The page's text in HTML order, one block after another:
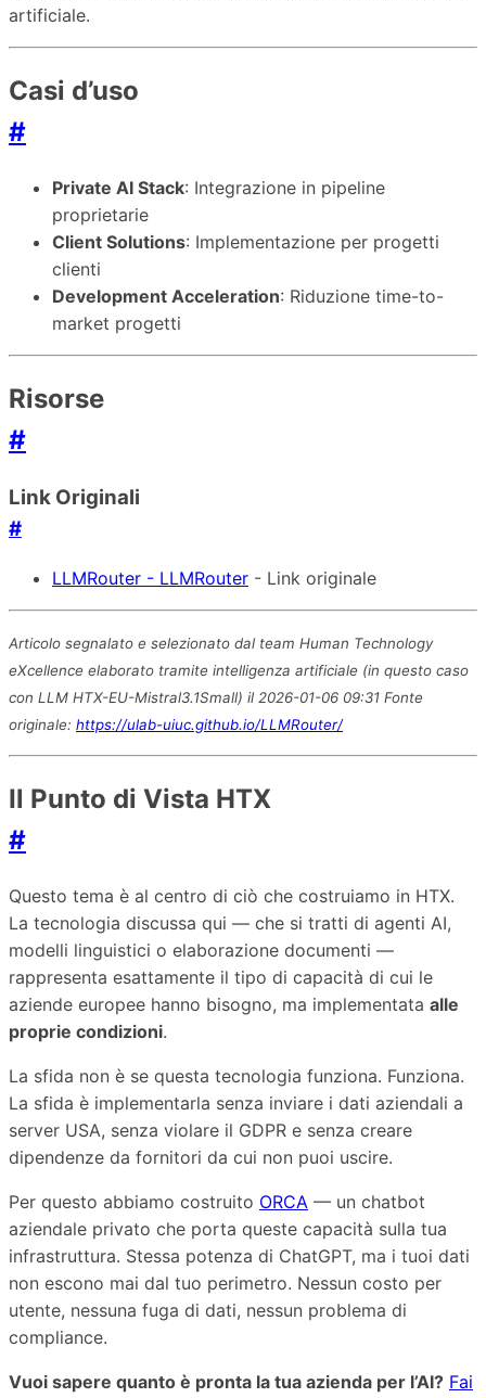
artificiale.
Casi d’uso
#
Private AI Stack: Integrazione in pipeline
proprietarie
Client Solutions: Implementazione per progetti
clienti
Development Acceleration: Riduzione time-to-
market progetti
Risorse
#
Link Originali
#
LLMRouter - LLMRouter - Link originale
Articolo segnalato e selezionato dal team Human Technology
eXcellence elaborato tramite intelligenza artificiale (in questo caso
con LLM HTX-EU-Mistral3.1Small) il 2026-01-06 09:31 Fonte
originale: https://ulab-uiuc.github.io/LLMRouter/
Il Punto di Vista HTX
#
Questo tema è al centro di ciò che costruiamo in HTX.
La tecnologia discussa qui — che si tratti di agenti AI,
modelli linguistici o elaborazione documenti —
rappresenta esattamente il tipo di capacità di cui le
aziende europee hanno bisogno, ma implementata alle
proprie condizioni.
La sfida non è se questa tecnologia funziona. Funziona.
La sfida è implementarla senza inviare i dati aziendali a
server USA, senza violare il GDPR e senza creare
dipendenze da fornitori da cui non puoi uscire.
Per questo abbiamo costruito ORCA — un chatbot
aziendale privato che porta queste capacità sulla tua
infrastruttura. Stessa potenza di ChatGPT, ma i tuoi dati
non escono mai dal tuo perimetro. Nessun costo per
utente, nessuna fuga di dati, nessun problema di
compliance.
Vuoi sapere quanto è pronta la tua azienda per l’AI? Fai